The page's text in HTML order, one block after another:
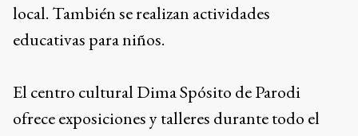
local. También se realizan actividades
educativas para niños.
El centro cultural Dima Spósito de Parodi
ofrece exposiciones y talleres durante todo el